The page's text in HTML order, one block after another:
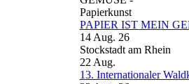
PAPIER IST MEIN
14 Aug. 26
Stockstadt am Rhein
22 Aug.
13. Internationaler